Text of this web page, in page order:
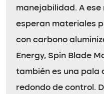
manejabilidad. A ese
esperan materiales
con carbono
Energy, Spin Blade
también es una pala
redondo de control.